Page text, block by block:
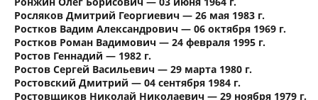
Росляков Дмитрий Георгиевич — 26 мая 1983 г.
Ростков Вадим Александрович — 06 октября 1969 г.
Ростков Роман Вадимович — 24 февраля 1995 г.
Ростов Геннадий — 1982 г.
Ростов Сергей Васильевич — 29 марта 1980 г.
Ростовский Дмитрий — 04 сентября 1984 г.
Ростовщиков Николай Николаевич — 29 ноября 1979 г.